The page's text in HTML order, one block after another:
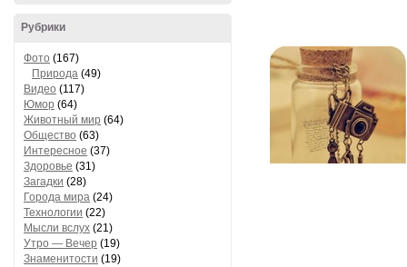
Рубрики
Фото (167)
Природа (49)
Видео (117)
Юмор (64)
Животный мир (64)
Общество (63)
Интересное (37)
Здоровье (31)
Загадки (28)
Города мира (24)
Технологии (22)
Мысли вслух (21)
Утро — Вечер (19)
Знаменитости (19)